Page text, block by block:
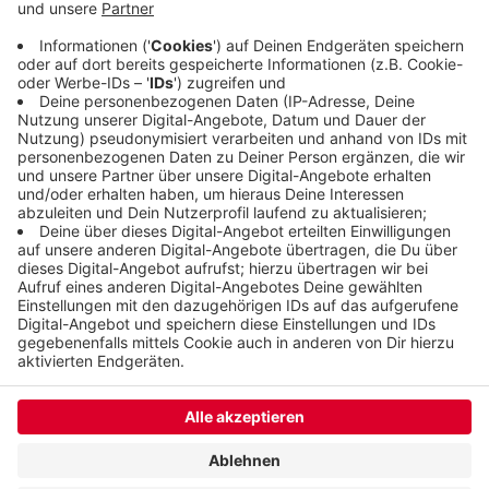
war das erste Spiel des aktuellen Trainerduos
Gunnarsson/Pütz. Die Partie in Balingen morgen
beginnt um 20 Uhr.
Veröffentlicht: Donnerstag, 31.10.2024 15:25
Anzeige
Anzeige